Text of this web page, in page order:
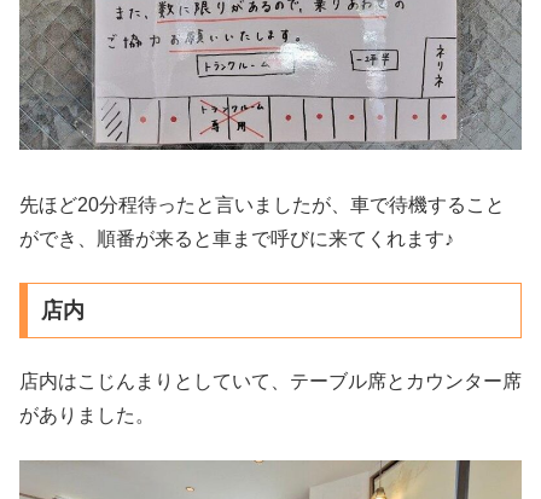
先ほど20分程待ったと言いましたが、車で待機すること
ができ、順番が来ると車まで呼びに来てくれます♪
店内
店内はこじんまりとしていて、テーブル席とカウンター席
がありました。